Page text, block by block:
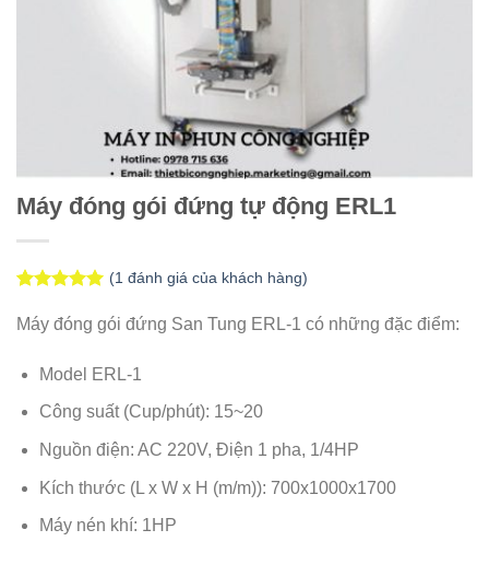
Máy đóng gói đứng tự động ERL1
dựa trên
đánh giá
(1 đánh giá của khách hàng)
Máy đóng gói đứng San Tung ERL-1 có những đặc điểm:
Model ERL-1
Công suất (Cup/phút): 15~20
Nguồn điện: AC 220V, Điện 1 pha, 1/4HP
Kích thước (L x W x H (m/m)): 700x1000x1700
Máy nén khí: 1HP